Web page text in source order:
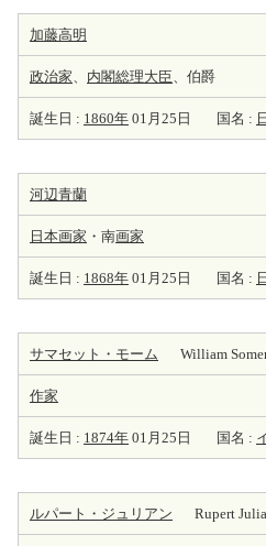
加藤高明
政治家、 内閣総理大臣、伯爵
誕生日 : 1860年 01月25日 国名 :
河辺青蘭
日本画家 ・南画家
誕生日 : 1868年 01月25日 国名 :
サマセット・モーム William
作家
誕生日 : 1874年 01月25日 国名 :
ルパート・ジュリアン Rupert